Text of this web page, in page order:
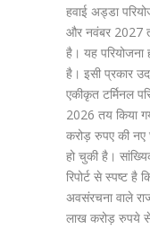
हवाई अड्डा
और नवंबर 2027 तक
है। यह परियोजना
है। इसी प्रकार
एकीकृत टर्मिनल
2026 तय किया
करोड़ रुपए की नए
हो चुकी है।
रिपोर्ट से स्पष्ट
अवसंरचना वाले
लाख करोड़ रुपये